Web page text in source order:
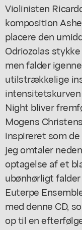
Violinisten
komposition
placere den
Odriozolas
men falder
utilstrækkelige
intensitetskurven
Night bliver
Mogens
inspireret som de
jeg omtaler
optagelse af et
ubønhørligt
Euterpe
med denne CD,
op til en